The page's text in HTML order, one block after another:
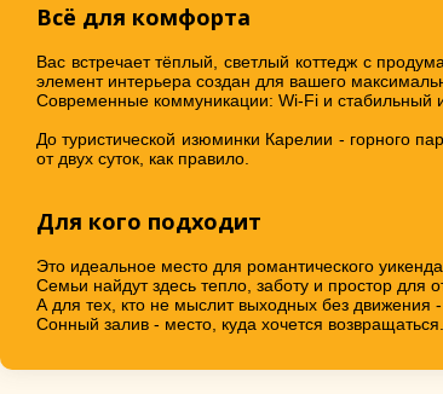
Всё для комфорта
Вас встречает тёплый, светлый коттедж с
элемент интерьера создан для вашего
Современные коммуникации: Wi-Fi и стабильный
До туристической изюминки Карелии - горного
от двух суток, как правило.
Для кого подходит
Это идеальное место для романтического
Семьи найдут здесь тепло, заботу и простор для
А для тех, кто не мыслит выходных без движения
Сонный залив - место, куда хочется